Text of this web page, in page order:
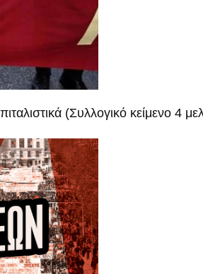
(Συλλογικό κείμενο 4